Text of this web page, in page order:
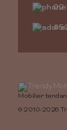
02
Mobilier
© 2010-2026